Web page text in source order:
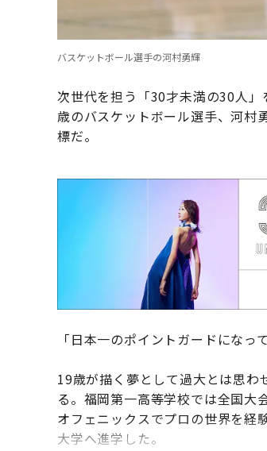
バスケットボール選手の河村勇輝
次世代を担う「30才未満の30人」
歳のバスケットボール選手、河村
標だ。
「日本一のポイントガードになっ
19歳が描く夢として過大とは思わ
る。福岡第一高等学校では全国大
オフェニックスでプロの世界を経
大学へ進学した。